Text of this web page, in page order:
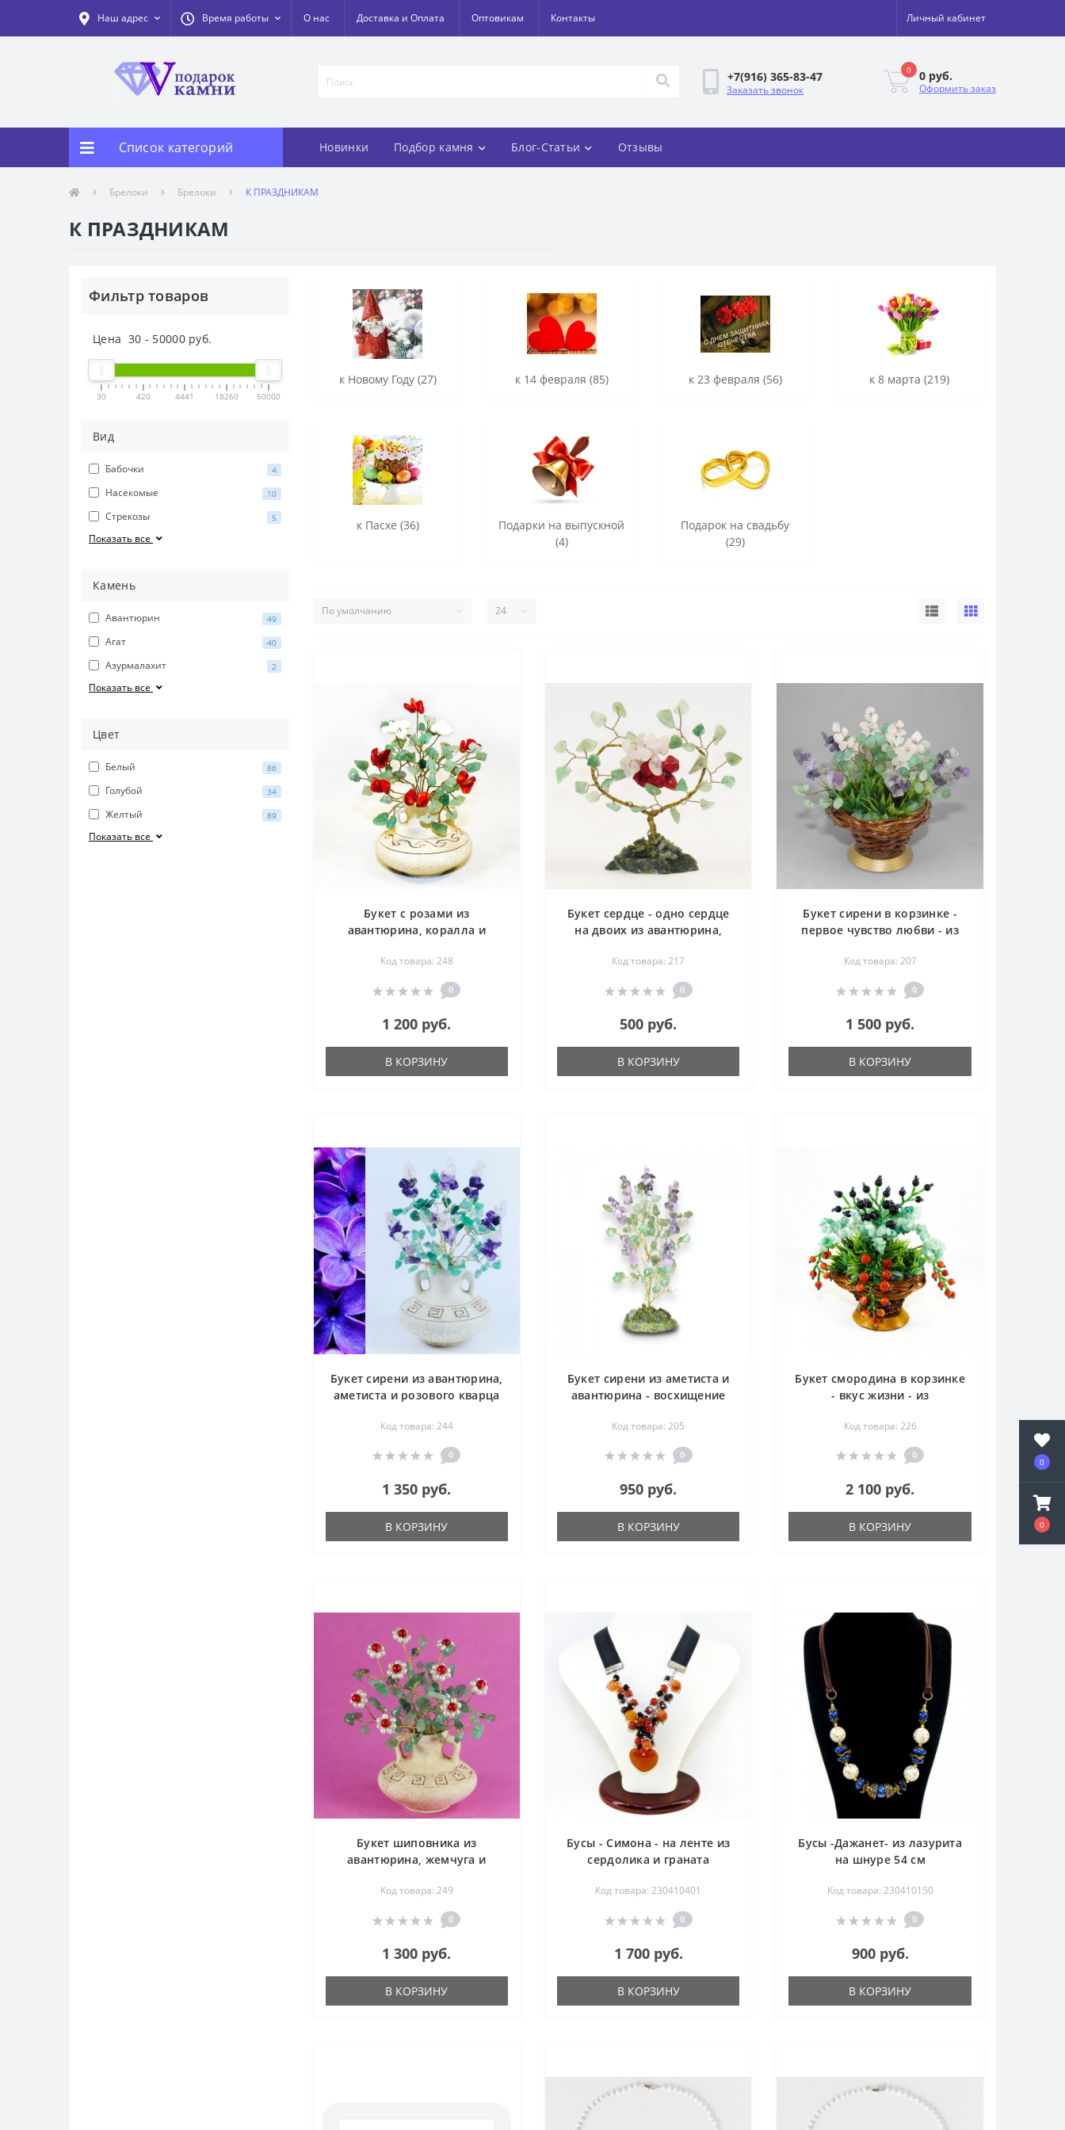
0
0
Наш адрес Время работы О нас Доставка и Оплата Оптовикам Контакты Личный кабинет
+7(916) 365-83-47
Заказать звонок
0 0 руб.
Оформить заказ
Список категорий Новинки Подбор камня Блог-Статьи Отзывы
Брелоки Брелоки К ПРАЗДНИКАМ
К ПРАЗДНИКАМ
Фильтр товаров
Цена 30 - 50000руб.
30 420 4441 18260 50000
Вид
Бабочки 4
Насекомые 10
Стрекозы 5
Показать все
Камень
Авантюрин 49
Агат 40
Азурмалахит 2
Показать все
Цвет
Белый 86
Голубой 34
Желтый 89
Показать все
к Новому Году (27) к 14 февраля (85) к 23 февраля (56) к 8 марта (219)
к Пасхе (36)
Подарки на выпускной
(4)
Подарок на свадьбу
(29)
Букет с розами из
авантюрина, коралла и
цветы из камня
Код товара: 248
0
1 200 руб.
В КОРЗИНУ
Букет сердце - одно сердце
на двоих из авантюрина,
цветы из камня
Код товара: 217
0
500 руб.
В КОРЗИНУ
Букет сирени в корзинке -
первое чувство любви - из
розового кварца - цветы из
Код товара: 207
0
1 500 руб.
В КОРЗИНУ
Букет сирени из авантюрина,
аметиста и розового кварца
камня
Код товара: 244
0
1 350 руб.
В КОРЗИНУ
Букет сирени из аметиста и
авантюрина - восхищение
Код товара: 205
0
950 руб.
В КОРЗИНУ
Букет смородина в корзинке
- вкус жизни - из
агата - цветы из камня
Код товара: 226
0
2 100 руб.
В КОРЗИНУ
Букет шиповника из
авантюрина, жемчуга и
из камня
Код товара: 249
0
1 300 руб.
В КОРЗИНУ
Бусы - Симона - на ленте из
сердолика и граната
Код товара: 230410401
0
1 700 руб.
В КОРЗИНУ
Бусы -Дажанет- из лазурита
на шнуре 54 см
Код товара: 230410150
0
900 руб.
В КОРЗИНУ